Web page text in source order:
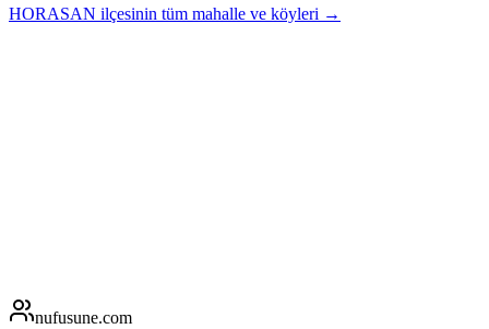
HORASAN ilçesinin tüm mahalle ve köyleri →
nufusune.com